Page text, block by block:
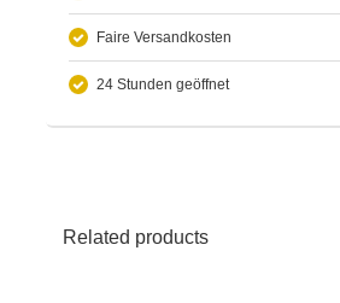
Faire Versandkosten
24 Stunden geöffnet
Related products